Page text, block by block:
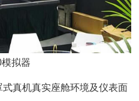
拟器
真机真实座舱环境及仪表面